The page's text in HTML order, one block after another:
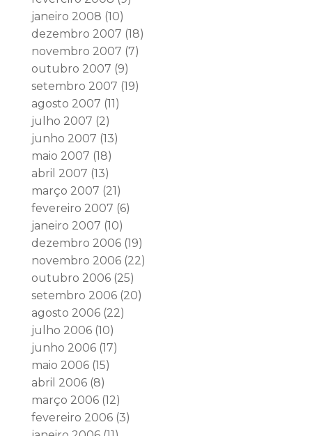
janeiro 2008 (10)
dezembro 2007 (18)
novembro 2007 (7)
outubro 2007 (9)
setembro 2007 (19)
agosto 2007 (11)
julho 2007 (2)
junho 2007 (13)
maio 2007 (18)
abril 2007 (13)
março 2007 (21)
fevereiro 2007 (6)
janeiro 2007 (10)
dezembro 2006(19)
novembro 2006(22)
outubro 2006(25)
setembro 2006(20)
agosto 2006(22)
julho 2006(10)
junho 2006(17)
maio 2006(15)
abril 2006(8)
março 2006(12)
fevereiro 2006(3)